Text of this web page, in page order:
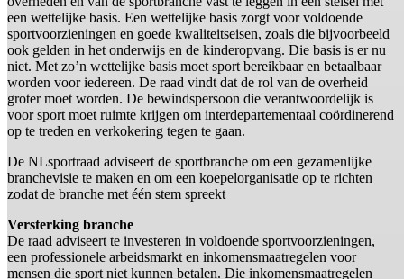
een wettelijke basis. Een wettelijke basis zorgt voor voldoende
sportvoorzieningen en goede kwaliteitseisen, zoals die bijvoorbeeld
ook gelden in het onderwijs en de kinderopvang. Die basis is er nu
niet. Met zo’n wettelijke basis moet sport bereikbaar en betaalbaar
worden voor iedereen. De raad vindt dat de rol van de overheid
groter moet worden. De bewindspersoon die verantwoordelijk is
voor sport moet ruimte krijgen om interdepartementaal coördinerend
op te treden en verkokering tegen te gaan.
De NLsportraad adviseert de sportbranche om een gezamenlijke
branchevisie te maken en om een koepelorganisatie op te richten
zodat de branche met één stem spreekt
Versterking branche
De raad adviseert te investeren in voldoende sportvoorzieningen,
een professionele arbeidsmarkt en inkomensmaatregelen voor
mensen die sport niet kunnen betalen. Die inkomensmaatregelen